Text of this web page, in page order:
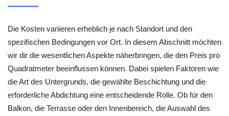
Die Kosten variieren erheblich je nach Standort und den
spezifischen Bedingungen vor Ort. In diesem Abschnitt möchten
wir dir die wesentlichen Aspekte näherbringen, die den Preis pro
Quadratmeter beeinflussen können. Dabei spielen Faktoren wie
die Art des Untergrunds, die gewählte Beschichtung und die
erforderliche Abdichtung eine entscheidende Rolle. Ob für den
Balkon, die Terrasse oder den Innenbereich, die Auswahl des